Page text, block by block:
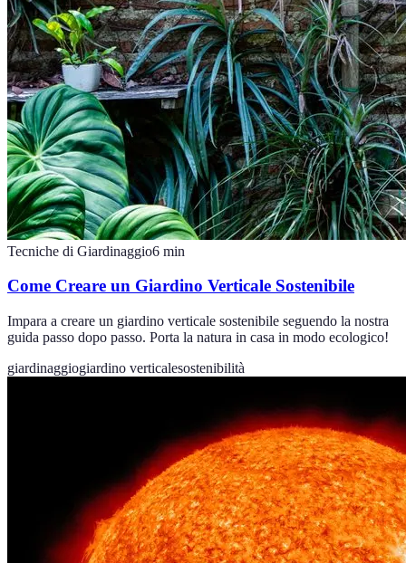
Tecniche di Giardinaggio6 min
Come Creare un Giardino Verticale Sostenibile
Impara a creare un giardino verticale sostenibile seguendo la nostra
guida passo dopo passo. Porta la natura in casa in modo ecologico!
giardinaggiogiardino verticalesostenibilità